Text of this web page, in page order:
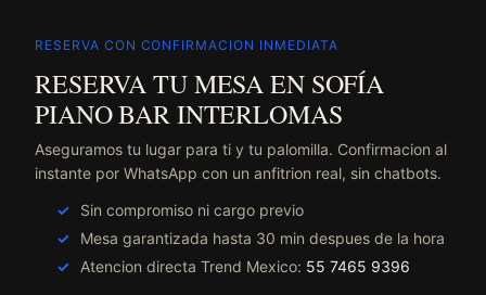
RESERVA CON CONFIRMACION INMEDIATA
RESERVA TU MESA EN SOFÍA
PIANO BAR INTERLOMAS
Aseguramos tu lugar para ti y tu palomilla. Confirmacion al
instante por WhatsApp con un anfitrion real, sin chatbots.
Sin compromiso ni cargo previo
Mesa garantizada hasta 30 min despues de la hora
Atencion directa Trend Mexico: 55 7465 9396